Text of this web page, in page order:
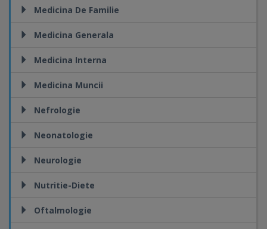
Medicina De Familie
Medicina Generala
Medicina Interna
Medicina Muncii
Nefrologie
Neonatologie
Neurologie
Nutritie-Diete
Oftalmologie